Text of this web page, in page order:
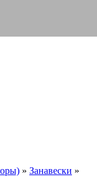
» Занавески »